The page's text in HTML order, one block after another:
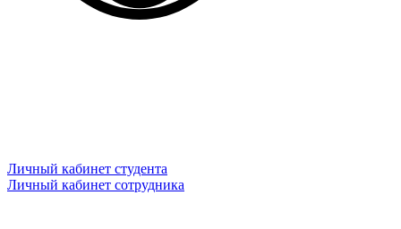
Личный кабинет студента
Личный кабинет сотрудника